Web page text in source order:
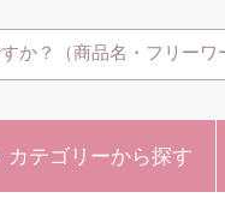
カテゴリーから探す